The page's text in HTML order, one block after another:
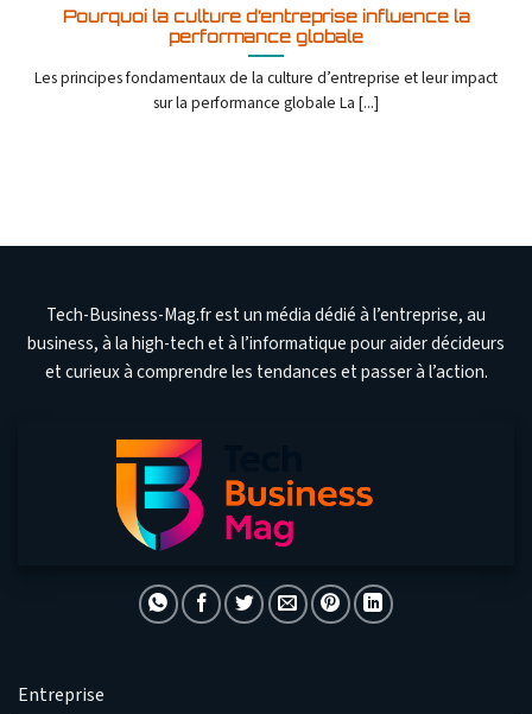
Pourquoi la culture d’entreprise influence la
performance globale
Les principes fondamentaux de la culture d’entreprise et leur impact
sur la performance globale La [...]
Tech-Business-Mag.fr est un média dédié à l’entreprise, au
business, à la high-tech et à l’informatique pour aider décideurs
et curieux à comprendre les tendances et passer à l’action.
Entreprise